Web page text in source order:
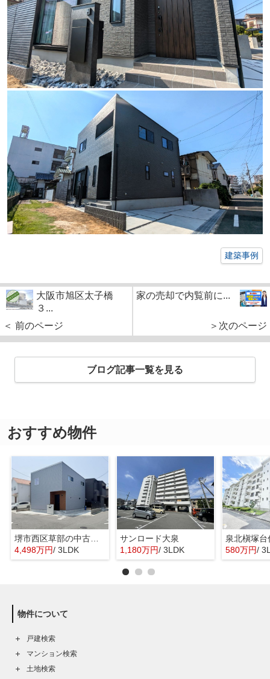
建築事例
大阪市旭区太子橋
３...
＜ 前のページ
家の売却で内覧前に...
＞次のページ
ブログ記事一覧を見る
おすすめ物件
堺市西区草部の中古一戸建
4,498万円/ 3LDK
サンロード大泉
1,180万円/ 3LDK
泉北槇塚
580万円/
物件について
戸建検索
マンション検索
土地検索